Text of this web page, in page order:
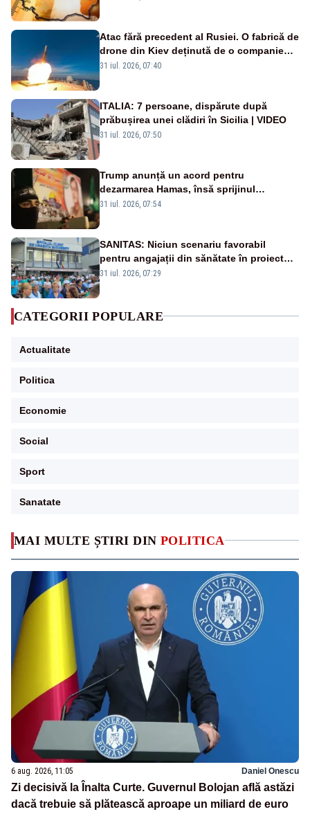
MAI MULTE ȘTIRI DIN POLITICA
6 aug. 2026, 11:05 Daniel Onescu
Zi decisivă la Înalta Curte. Guvernul Bolojan află astăzi
dacă trebuie să plătească aproape un miliard de euro
Atac fără precedent al Rusiei. O fabrică de
drone din Kiev deținută de o companie
americană, distrusă de o rachetă
31 iul. 2026, 07:40
ITALIA: 7 persoane, dispărute după
prăbușirea unei clădiri în Sicilia | VIDEO
31 iul. 2026, 07:50
Trump anunță un acord pentru
dezarmarea Hamas, însă sprijinul
Israelului rămâne incert
31 iul. 2026, 07:54
SANITAS: Niciun scenariu favorabil
pentru angajații din sănătate în proiectul
Legii salarizării
31 iul. 2026, 07:29
CATEGORII POPULARE
Actualitate
Politica
Economie
Social
Sport
Sanatate